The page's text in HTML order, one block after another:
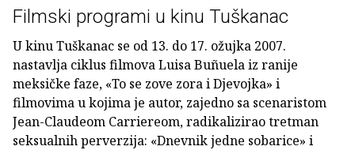
Filmski programi u kinu Tuškanac
U kinu Tuškanac se od 13. do 17. ožujka 2007.
nastavlja ciklus filmova Luisa Buñuela iz ranije
meksičke faze, «To se zove zora i Djevojka» i
filmovima u kojima je autor, zajedno sa scenaristom
Jean-Claudeom Carriereom, radikalizirao tretman
seksualnih perverzija: «Dnevnik jedne sobarice» i